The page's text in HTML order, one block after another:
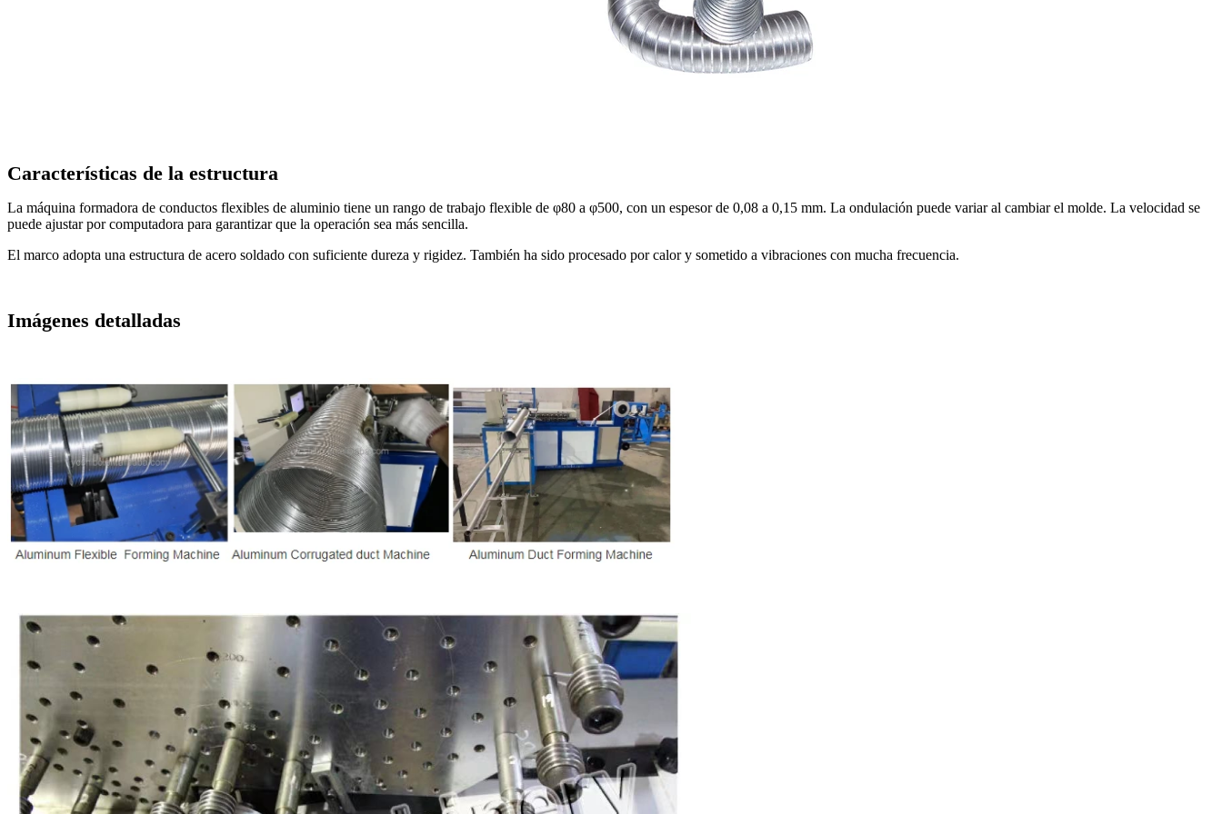
Características de la estructura
La máquina formadora de conductos flexibles de aluminio tiene un rango de trabajo flexible de φ80 a φ500, con un espesor de 0,08 a 0,15 mm. La ondulación puede variar al cambiar el molde. La velocidad se
puede ajustar por computadora para garantizar que la operación sea más sencilla.
El marco adopta una estructura de acero soldado con suficiente dureza y rigidez. También ha sido procesado por calor y sometido a vibraciones con mucha frecuencia.
Imágenes detalladas